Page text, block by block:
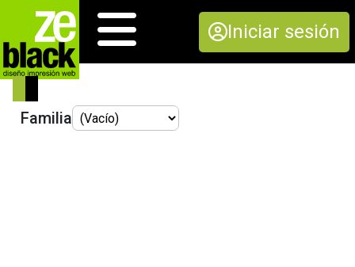
Iniciar sesión
Familia